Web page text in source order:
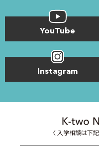
YouTube
Instagram
〈 入学相談は下